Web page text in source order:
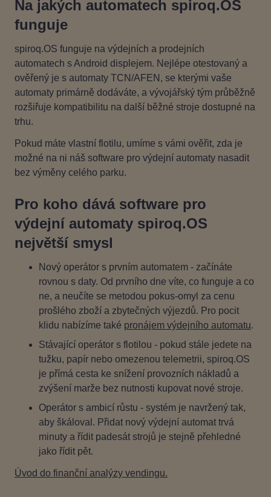
Na jakých automatech spiroq.OS
funguje
spiroq.OS funguje na výdejních a prodejních
automatech s Android displejem. Nejlépe otestovaný a
ověřený je s automaty TCN/AFEN, se kterými vaše
automaty primárně dodáváte, a vývojářský tým průběžně
rozšiřuje kompatibilitu na další běžné stroje dostupné na
trhu.
Pokud máte vlastní flotilu, umíme s vámi ověřit, zda je
možné na ni náš software pro výdejní automaty nasadit
bez výměny celého parku.
Pro koho dává software pro
výdejní automaty spiroq.OS
největší smysl
Nový operátor s prvním automatem - začínáte
rovnou s daty. Od prvního dne víte, co funguje a co
ne, a neučíte se metodou pokus‑omyl za cenu
prošlého zboží a zbytečných výjezdů. Pro pocit
klidu nabízíme také pronájem výdejního automatu.
Stávající operátor s flotilou - pokud stále jedete na
tužku, papír nebo omezenou telemetrii, spiroq.OS
je přímá cesta ke snížení provozních nákladů a
zvýšení marže bez nutnosti kupovat nové stroje.
Operátor s ambicí růstu - systém je navržený tak,
aby škáloval. Přidat nový výdejní automat trvá
minuty a řídit padesát strojů je stejně přehledné
jako řídit pět.
Úvod do finanční analýzy vendingu.